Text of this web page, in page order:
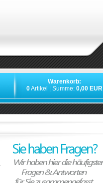
Warenkorb:
0Artikel | Summe: 0,00 EUR